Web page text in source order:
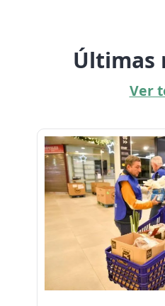
Últimas
Ver